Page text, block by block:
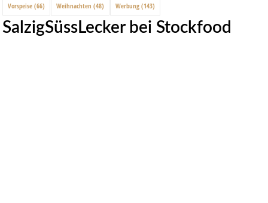
Vorspeise (66) Weihnachten (48) Werbung (143)
SalzigSüssLecker bei Stockfood